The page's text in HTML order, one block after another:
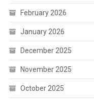
February 2026
January 2026
December 2025
November 2025
October 2025